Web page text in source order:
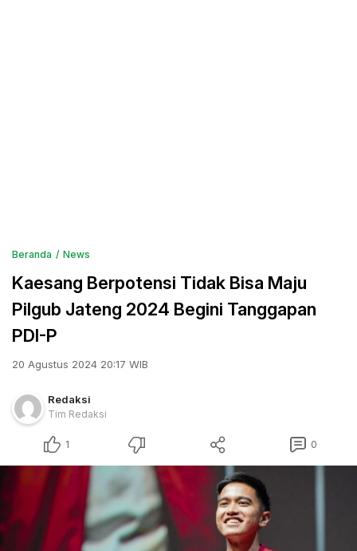
Beranda News
Kaesang Berpotensi Tidak Bisa Maju
Pilgub Jateng 2024 Begini Tanggapan
PDI-P
20 Agustus 2024 20:17 WIB
Redaksi
Tim Redaksi
1 0